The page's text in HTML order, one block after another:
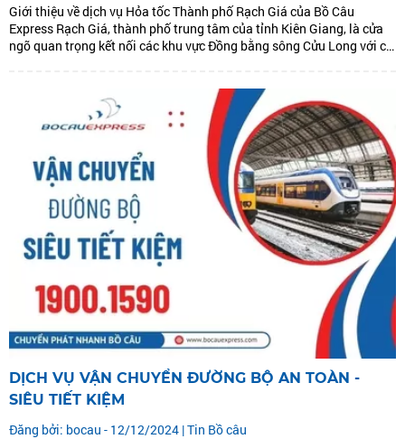
Giới thiệu về dịch vụ Hỏa tốc Thành phố Rạch Giá của Bồ Câu
Express Rạch Giá, thành phố trung tâm của tỉnh Kiên Giang, là cửa
ngõ quan trọng kết nối các khu vực Đồng bằng sông Cửu Long với cả
DỊCH VỤ VẬN CHUYỂN ĐƯỜNG BỘ AN TOÀN -
SIÊU TIẾT KIỆM
Đăng bởi: bocau - 12/12/2024 |Tin Bồ câu